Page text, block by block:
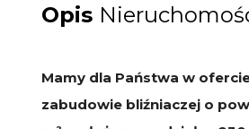
Opis
Mamy dla Państwa w
zabudowie bliźniaczej o